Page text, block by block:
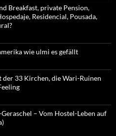
Breakfast, private Pension,
Residencial, Pousada,
wie ulmi es gefällt
der 33 Kirchen, die Wari-Ruinen
– Vom Hostel-Leben auf